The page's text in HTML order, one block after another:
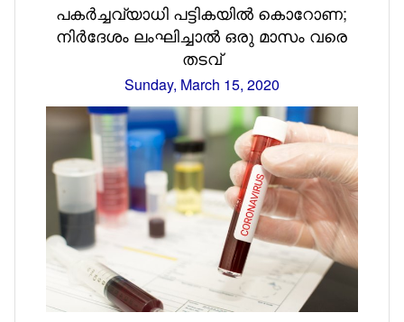
പകർച്ചവ്യാധി പട്ടികയിൽ കൊറോണ;
നിര്‍ദേശം ലംഘിച്ചാൽ ഒരു മാസം വരെ
തടവ്
Sunday, March 15, 2020